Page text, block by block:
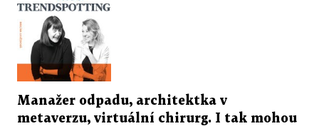
Manažer odpadu, architektka v
metaverzu, virtuální chirurg. I tak mohou